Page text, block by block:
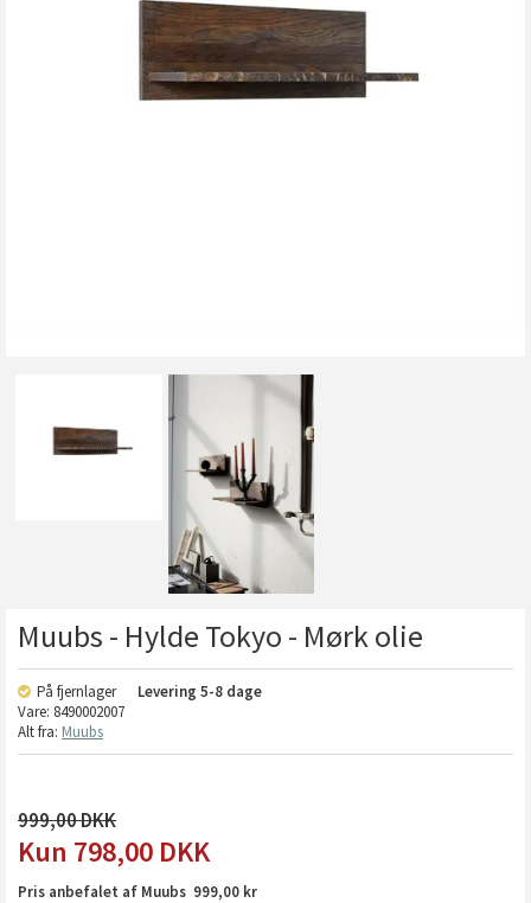
Muubs - Hylde Tokyo - Mørk olie
På fjernlager Levering 5-8 dage
Vare: 8490002007
Alt fra: Muubs
999,00
798,00 DKK
Pris anbefalet af Muubs 999,00 kr